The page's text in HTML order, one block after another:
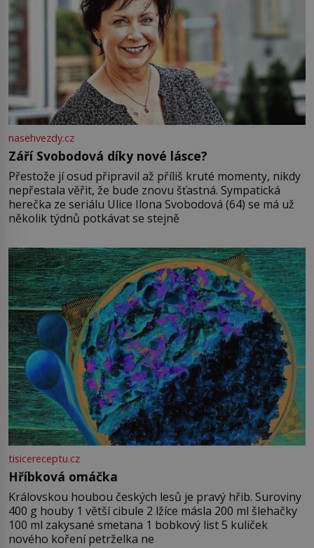
nasehvezdy.cz
Září Svobodová díky nové lásce?
Přestože jí osud připravil až příliš kruté momenty, nikdy
nepřestala věřit, že bude znovu šťastná. Sympatická
herečka ze seriálu Ulice Ilona Svobodová (64) se má už
několik týdnů potkávat se stejně
tisicereceptu.cz
Hříbková omáčka
Královskou houbou českých lesů je pravý hřib. Suroviny
400 g houby 1 větší cibule 2 lžíce másla 200 ml šlehačky
100 ml zakysané smetana 1 bobkový list 5 kuliček
nového koření petrželka ne